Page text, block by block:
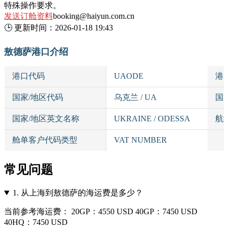
特殊操作要求。
发送订舱资料booking@haiyun.com.cn
🕒 更新时间： 2026-01-18 19:43
敖德萨港口介绍
港口代码 UAODE 港
国家/地区代码 乌克兰 / UA 国
国家/地区英文名称 UKRAINE / ODESSA 航
舱单客户代码类型 VAT NUMBER
常见问题
1. 从上海到敖德萨的海运费是多少？
当前参考海运费： 20GP：4550 USD 40GP：7450 USD
40HQ：7450 USD